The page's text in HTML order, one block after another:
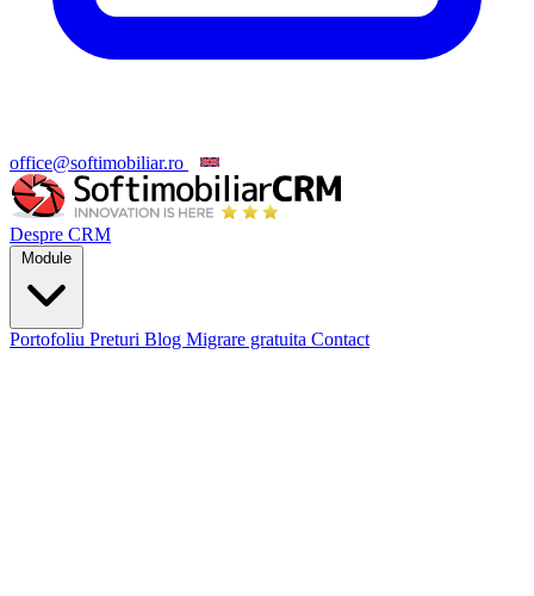
office@softimobiliar.ro
Despre CRM
Module
Portofoliu Preturi Blog Migrare gratuita Contact